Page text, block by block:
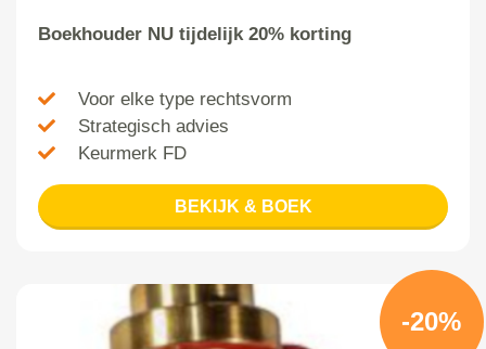
Boekhouder NU tijdelijk 20% korting
Voor elke type rechtsvorm
Strategisch advies
Keurmerk FD
BEKIJK & BOEK
-20%